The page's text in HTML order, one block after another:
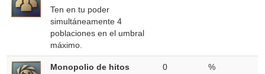
Ten en tu poder
simultáneamente 4
poblaciones en el umbral
máximo.
Monopolio de hitos 0 %